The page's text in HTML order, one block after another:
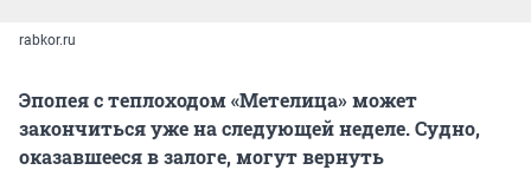
rabkor.ru
Эпопея с теплоходом «Метелица» может
закончиться уже на следующей неделе. Судно,
оказавшееся в залоге, могут вернуть